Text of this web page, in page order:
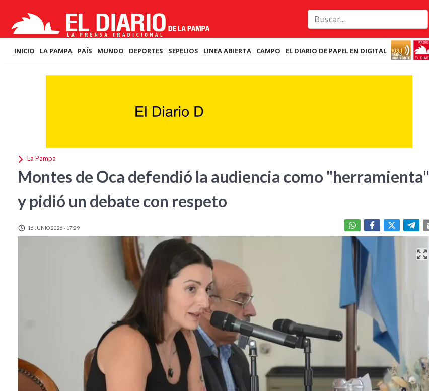
INICIO LA PAMPA PAÍS MUNDO DEPORTES SEPELIOS LINEA ABIERTA CAMPO EL DIARIO DE PAPEL EN DIGITAL
La Pampa
Montes de Oca defendió la audiencia como "herramienta"
y pidió un debate con respeto
16 JUNIO 2026 - 17:29